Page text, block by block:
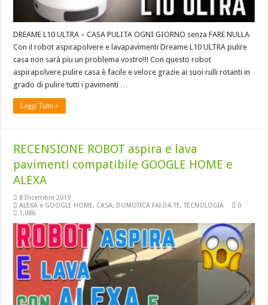
DREAME L10 ULTRA – CASA PULITA OGNI GIORNO senza FARE NULLA
Con il robot aspirapolvere e lavapavimenti Dreame L10 ULTRA pulire
casa non sarà piu un problema vostro!!! Con questo robot
aspirapolvere pulire casa è facile e veloce grazie ai suoi rulli rotanti in
grado di pulire tutti i pavimenti …
Leggi Tutto »
RECENSIONE ROBOT aspira e lava
pavimenti compatibile GOOGLE HOME e
ALEXA
8 Dicembre 2019
ALEXA e GOOGLE HOME, CASA, DOMOTICA FAI DA TE,TECNOLOGIA
0
1,086